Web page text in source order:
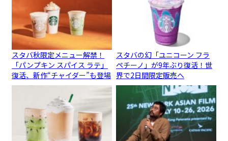
スタバ秋限定メニュー解禁！
「パンプキン スパイス ラテ」
復活、新作“チャイダー”も登場
スタバの幻「ユニコーン フラ
ペチーノ」が9年ぶり復活！世
界で2日間限定販売へ